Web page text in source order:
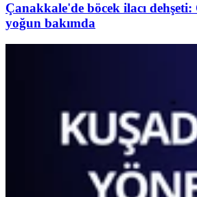
Çanakkale'de böcek ilacı
yoğun bakımda